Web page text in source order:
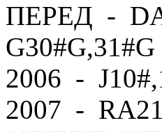
ПЕРЕД -
2006 -
2007 -